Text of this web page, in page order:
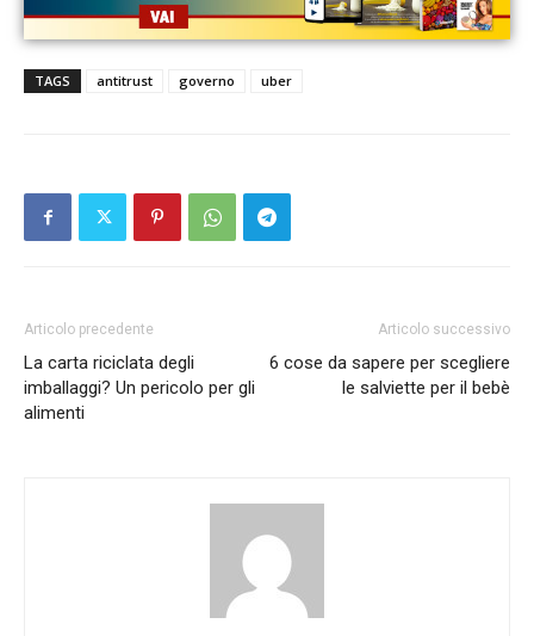
TAGS antitrust governo uber
Articolo precedente
La carta riciclata degli
imballaggi? Un pericolo per gli
alimenti
Articolo successivo
6 cose da sapere per scegliere
le salviette per il bebè